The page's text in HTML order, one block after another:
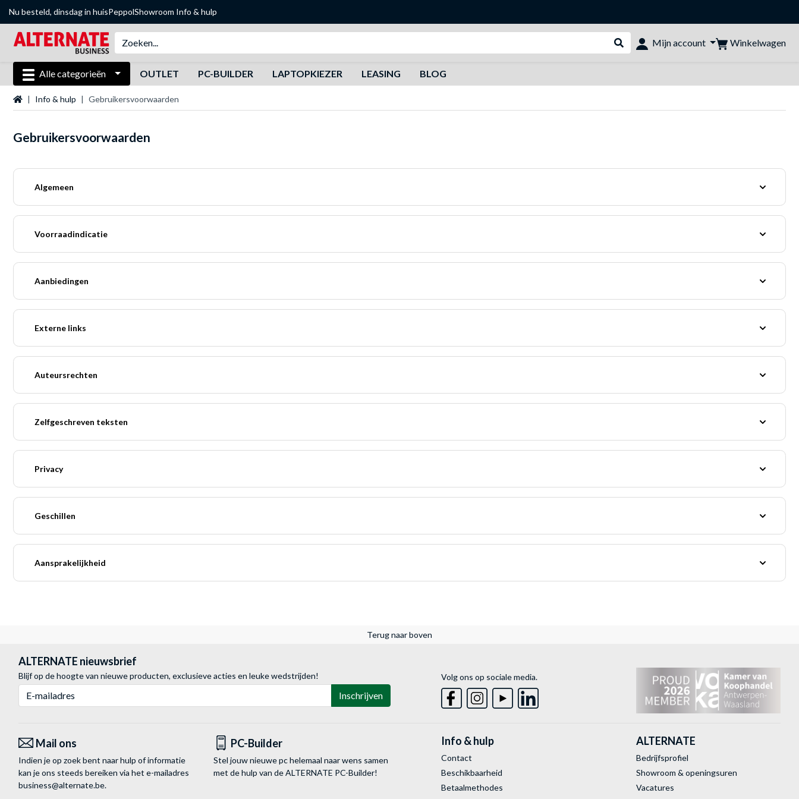
Nu besteld, dinsdag in huisPeppolShowroom Info & hulp
Webshop doorzoeken
Mijn account Winkelwagen
Alle categorieën OUTLET PC-BUILDER LAPTOPKIEZER LEASING BLOG
StartpaginaInfo & hulp Gebruikersvoorwaarden
Gebruikersvoorwaarden
Algemeen
Voorraadindicatie
Aanbiedingen
Externe links
Auteursrechten
Zelfgeschreven teksten
Privacy
Geschillen
Aansprakelijkheid
Terug naar boven
ALTERNATE nieuwsbrief
Blijf op de hoogte van nieuwe producten, exclusieve acties en leuke wedstrijden!
Inschrijven
Volg ons op sociale media.
Mail ons
Indien je op zoek bent naar hulp of informatie
kan je ons steeds bereiken via het e-mailadres
business@alternate.be.
PC-Builder
Stel jouw nieuwe pc helemaal naar wens samen
met de hulp van de ALTERNATE PC-Builder!
Info & hulp
Contact
Beschikbaarheid
Betaalmethodes
ALTERNATE
Bedrijfsprofiel
Showroom & openingsuren
Vacatures